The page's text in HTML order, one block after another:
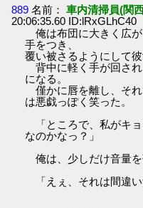
889 名前： 車内清掃員(関
20:06:35.60 ID:lRxGLhC40
俺は布団に大きく広
手をつき、
覆い被さるようにして
背中に軽く手が回さ
になる。
僅かに唇を離し、そ
は悪戯っぽく笑った。
「ところで、私がキ
なのかなっ？」
俺は、少しだけ音量を
「えぇ、それは間違い